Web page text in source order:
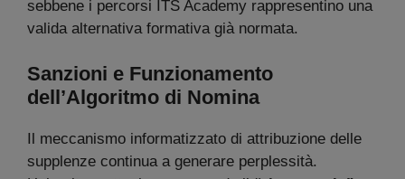
sebbene i percorsi ITS Academy rappresentino una
valida alternativa formativa già normata.
Sanzioni e Funzionamento
dell’Algoritmo di Nomina
Il meccanismo informatizzato di attribuzione delle
supplenze continua a generare perplessità.